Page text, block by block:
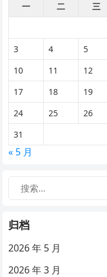
一
二 三
3
4 5
10
11 12
17
18 19
24
25 26
31
« 5 月
归档
2026 年 5 月
2026 年 3 月